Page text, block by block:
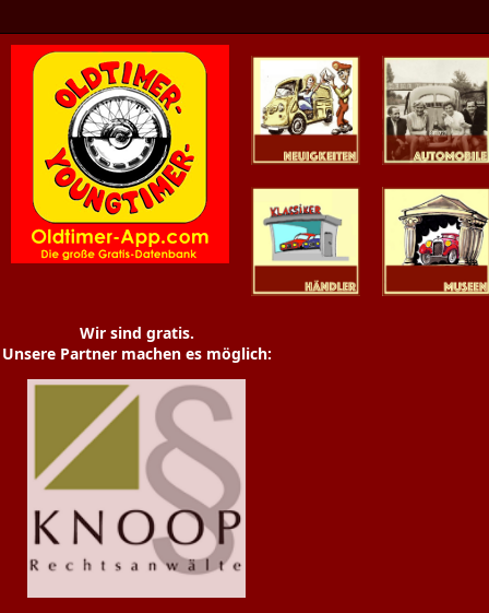
Youngtimer
Wir sind gratis.
Unsere Partner machen es möglich: